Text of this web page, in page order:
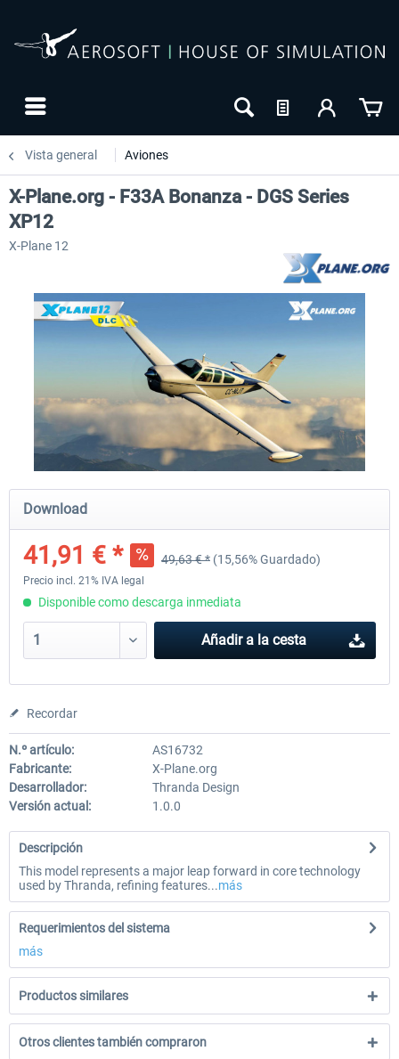
Vista general Aviones
X-Plane.org - King Air 350 XP12
X-Plane.org - Cessna 172M
Series XP12
X-Plane.org - F33A Bonanza - DGS Series
XP12
X-Plane 12
Download
41,91 € * 49,63 € * (15,56% Guardado)
Precio incl. 21% IVA legal
Disponible como descarga inmediata
Añadir a la cesta
Recordar
N.º artículo:
AS16732
Fabricante:
X-Plane.org
Desarrollador:
Thranda Design
Versión actual:
1.0.0
Descripción
This model represents a major leap forward in core technology
used by Thranda, refining features...más
Requerimientos del sistema
más
Productos similares
Otros clientes también compraron